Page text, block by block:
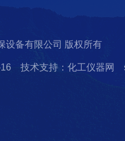
设备有限公司 版权所有
技术支持：化工仪器网